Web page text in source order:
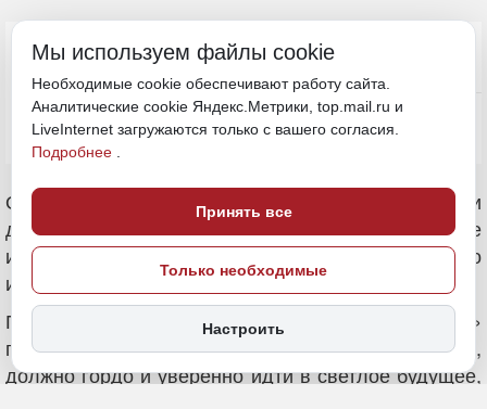
8 мая 2024, 15:27
Экономика и бизнес
ПОДЕЛИТЬСЯ
Мы используем файлы cookie
Необходимые cookie обеспечивают работу сайта.
Аналитические cookie Яндекс.Метрики, top.mail.ru и
LiveInternet загружаются только с вашего согласия.
Подробнее
Принять все
Только необходимые
Настроить